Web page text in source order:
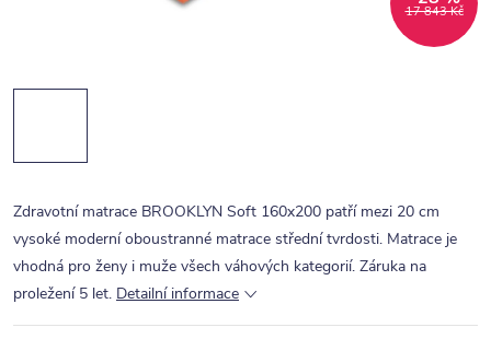
17 843 Kč
Zdravotní matrace BROOKLYN Soft 160x200 patří mezi 20 cm
vysoké moderní oboustranné matrace střední tvrdosti. Matrace je
vhodná pro ženy i muže všech váhových kategorií. Záruka na
proležení 5 let. Detailní informace